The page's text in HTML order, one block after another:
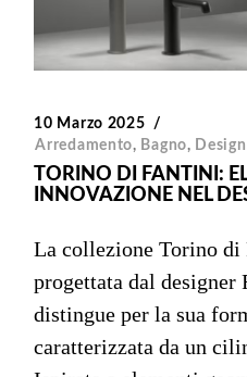
10 Marzo 2025
Arredamento, Bagno, Design
TORINO DI FANTINI:
INNOVAZIONE NEL
La collezione Torino
progettata dal designer
distingue per la sua
caratterizzata da un